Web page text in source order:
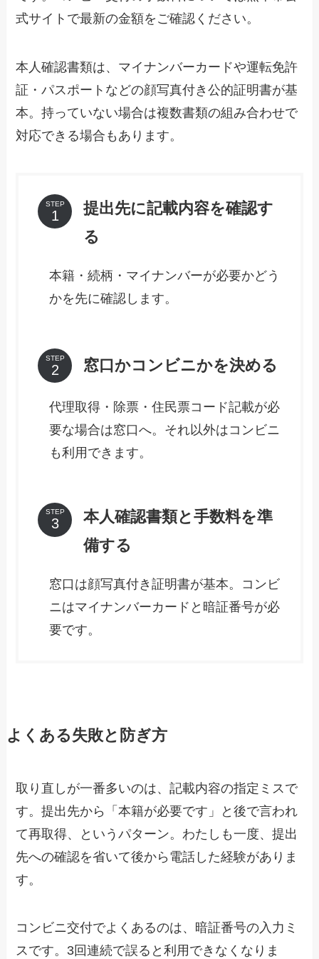
式サイトで最新の金額をご確認ください。
本人確認書類は、マイナンバーカードや運転免許
証・パスポートなどの顔写真付き公的証明書が基
本。持っていない場合は複数書類の組み合わせで
対応できる場合もあります。
STEP
提出先に記載内容を確認す
る
本籍・続柄・マイナンバーが必要かどう
かを先に確認します。
STEP 窓口かコンビニかを決める
代理取得・除票・住民票コード記載が必
要な場合は窓口へ。それ以外はコンビニ
も利用できます。
STEP
本人確認書類と手数料を準
備する
窓口は顔写真付き証明書が基本。コンビ
ニはマイナンバーカードと暗証番号が必
要です。
よくある失敗と防ぎ方
取り直しが一番多いのは、記載内容の指定ミスで
す。提出先から「本籍が必要です」と後で言われ
て再取得、というパターン。わたしも一度、提出
先への確認を省いて後から電話した経験がありま
す。
コンビニ交付でよくあるのは、暗証番号の入力ミ
スです。3回連続で誤ると利用できなくなりま